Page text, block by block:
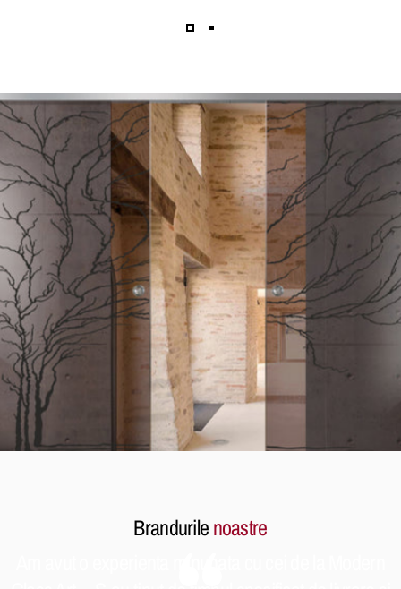
Brandurilenoastre